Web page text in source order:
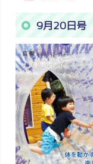
9月20日号